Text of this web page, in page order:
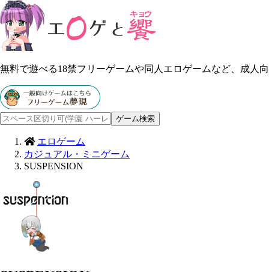
無料で遊べる18禁フリーゲームや同人エロゲームなど、成人
エロゲーム
カジュアル・ミニゲーム
SUSPENSION